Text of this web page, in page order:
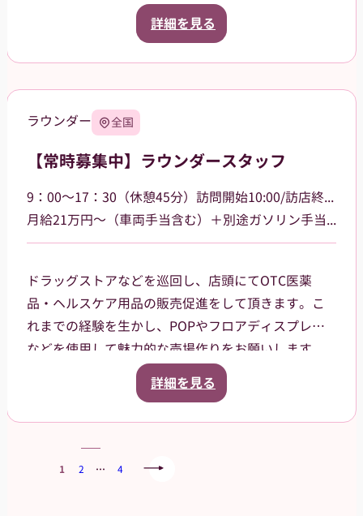
的な売場作りをお願いします。また、商品や稼働に
関する研修などは、事前に担当者から数日間行いま
和歌山市を中心に一部有田市、
す。
詳細を見る
ラウンダー 全国
【常時募集中】ラウンダースタッフ
9：00～17：30（休憩45分）訪問開始10:00/訪店終了17:00
月給21万円～（車両手当含む）＋別途ガソリン手当支給 その他手当あり
ドラッグストアなどを巡回し、店頭にてOTC医薬
品・ヘルスケア用品の販売促進をして頂きます。こ
れまでの経験を生かし、POPやフロアディスプレイ
などを使用して魅力的な売場作りをお願いします。
また、商品や稼働に関する研修などは、事前に担当
者から数日間行いますので安心してください。ご就
詳細を見る
1 2 … 4